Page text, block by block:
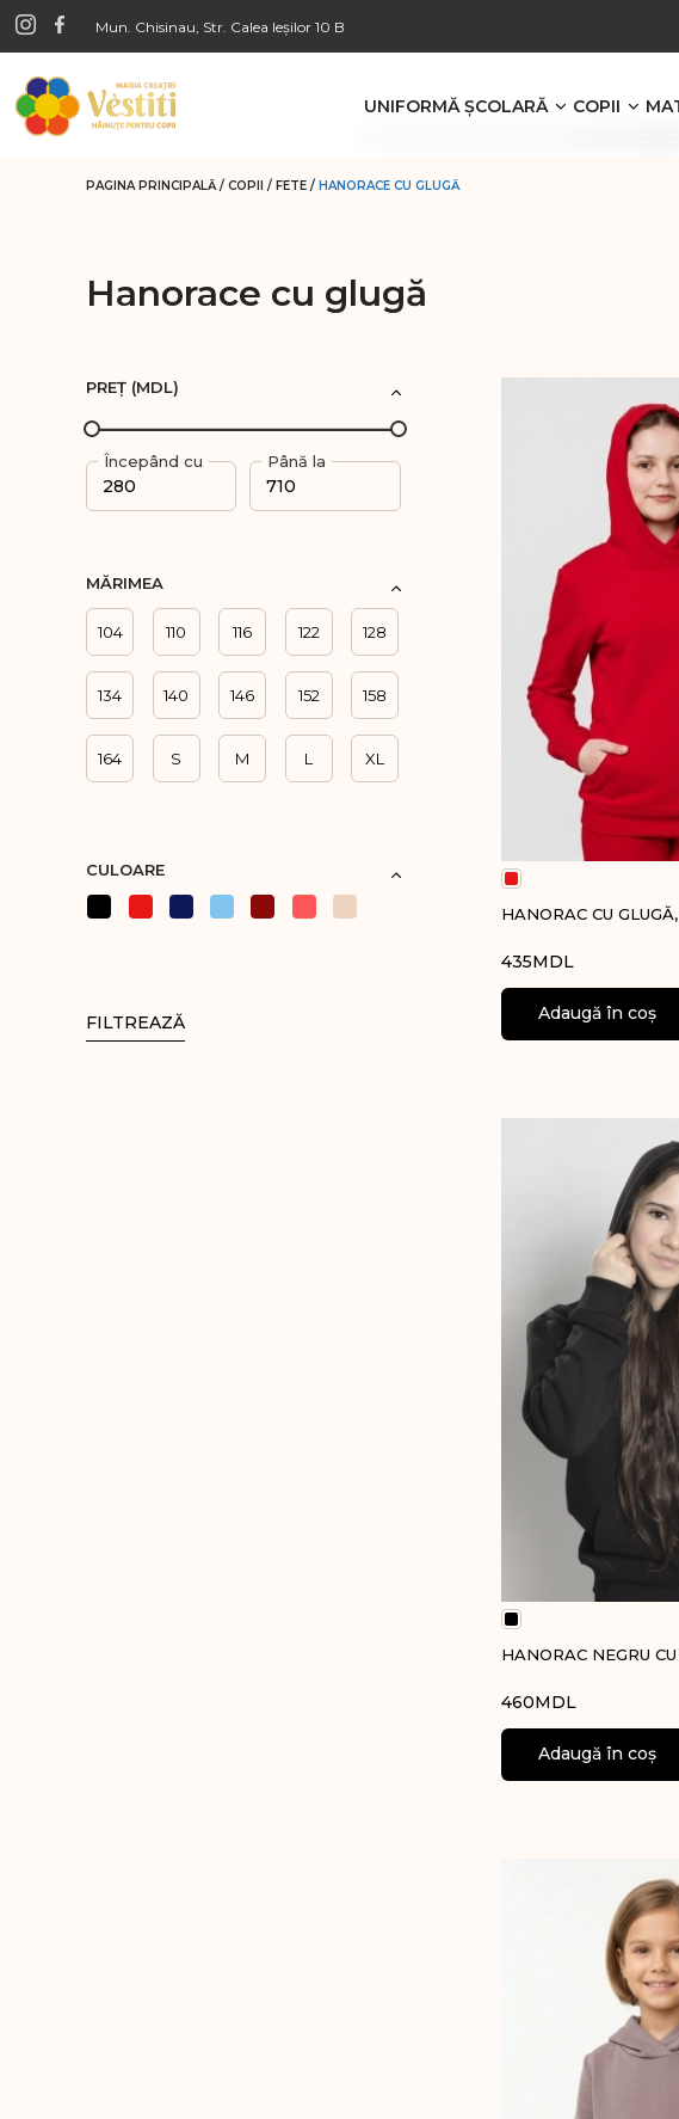
Mun. Chisinau, Str. Calea Ieșilor 10 B
UNIFORMĂ ŞCOLARĂ
Cămăşi
Bluze cu nasturi
Fuste
Veste clasice din stofă
Bluze cu nasturi
Sarafane
Bretele late cu volan
Profesor
Bluze cu nasturi
Costume sportive
COPII
Fete
Tricouri
Rochii
Rochii
PAGINA PRINCIPALĂ / COPII / FETE / HANORACE CU GLUGĂ
Hanorace cu glugă
PREȚ (MDL)
Începând cu Până la
MĂRIMEA
104 110 116 122 128
134 140 146 152 158
164 S M L XL
CULOARE
FILTREAZĂ
HANORAC CU
435MDL
Adaugă în coș
HANORAC NEGRU
460MDL
Adaugă în coș